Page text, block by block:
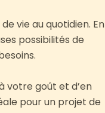
vie au quotidien. En
possibilités de
votre goût et d’en
pour un projet de